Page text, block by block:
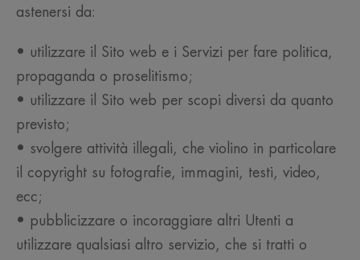
astenersi da:
• utilizzare il Sito web e i Servizi per fare politica,
propaganda o proselitismo;
• utilizzare il Sito web per scopi diversi da quanto
previsto;
• svolgere attività illegali, che violino in particolare
il copyright su fotografie, immagini, testi, video,
ecc;
• pubblicizzare o incoraggiare altri Utenti a
utilizzare qualsiasi altro servizio, che si tratti o